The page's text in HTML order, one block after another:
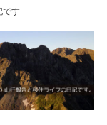
です